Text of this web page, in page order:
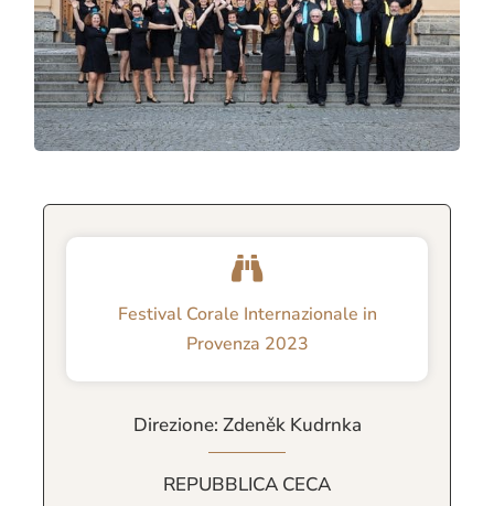
Festival Corale Internazionale in
Provenza 2023
Direzione: Zdeněk Kudrnka
REPUBBLICA CECA